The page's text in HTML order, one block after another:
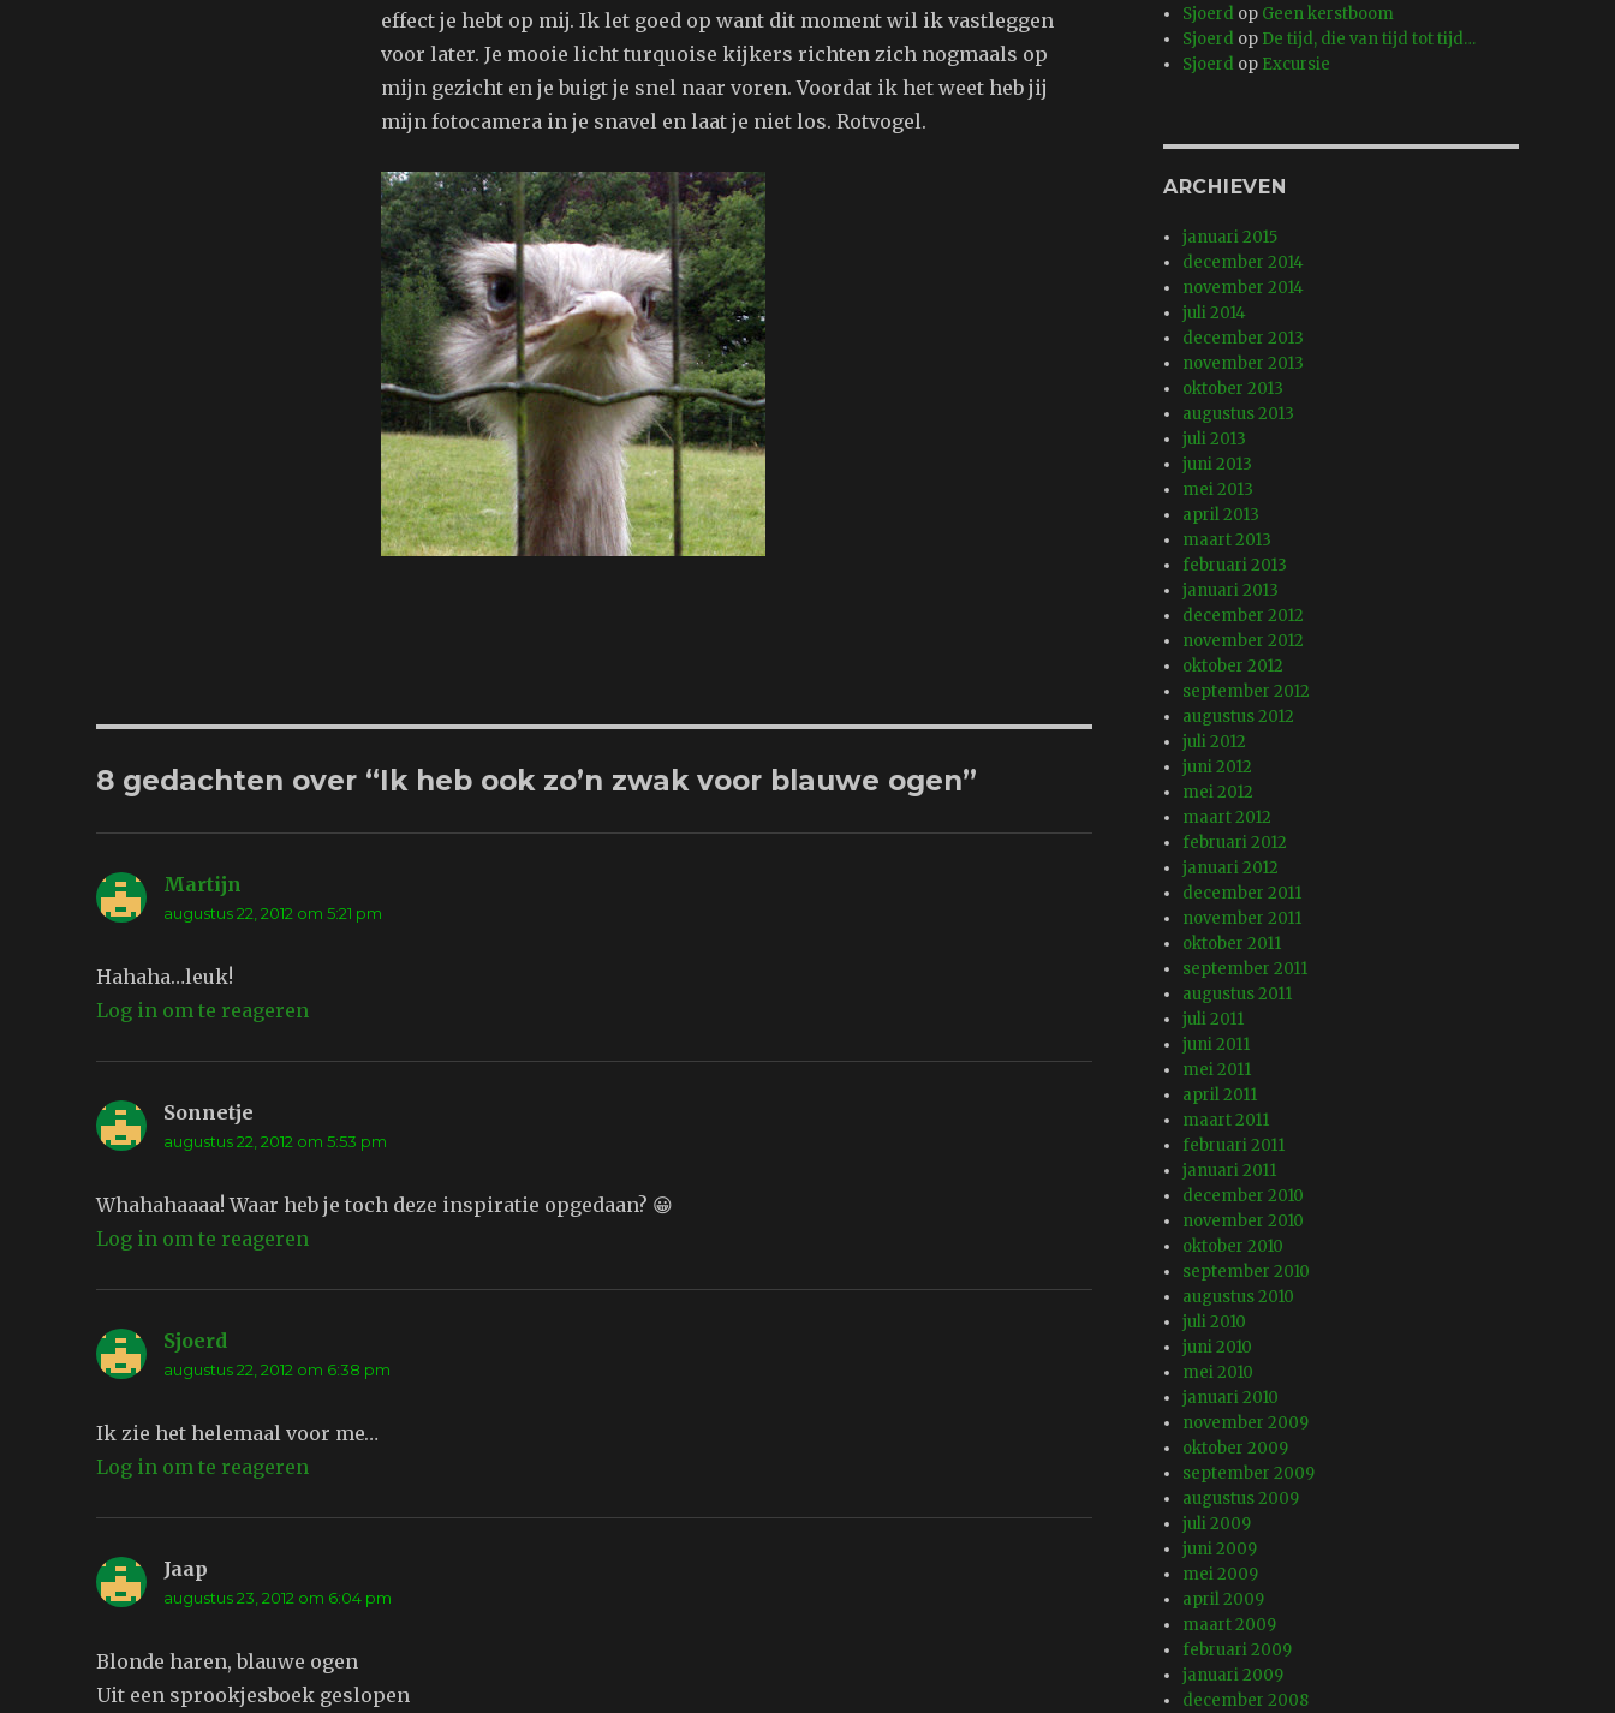
effect je hebt op mij. Ik let goed op want dit moment wil ik vastleggen
voor later. Je mooie licht turquoise kijkers richten zich nogmaals op
mijn gezicht en je buigt je snel naar voren. Voordat ik het weet heb jij
mijn fotocamera in je snavel en laat je niet los. Rotvogel.
8 gedachten over “Ik heb ook zo’n zwak voor blauwe ogen”
Martijn
augustus 22, 2012 om 5:21 pm
Hahaha…leuk!
Log in om te reageren
Sonnetje
augustus 22, 2012 om 5:53 pm
Whahahaaaa! Waar heb je toch deze inspiratie opgedaan? 😀
Log in om te reageren
Sjoerd
augustus 22, 2012 om 6:38 pm
Ik zie het helemaal voor me…
Log in om te reageren
Jaap
augustus 23, 2012 om 6:04 pm
Blonde haren, blauwe ogen
Uit een sprookjesboek geslopen
Sjoerd op Geen kerstboom
Sjoerd op De tijd, die van tijd tot tijd…
Sjoerd op Excursie
ARCHIEVEN
januari 2015
december 2014
november 2014
juli 2014
december 2013
november 2013
oktober 2013
augustus 2013
juli 2013
juni 2013
mei 2013
april 2013
maart 2013
februari 2013
januari 2013
december 2012
november 2012
oktober 2012
september 2012
augustus 2012
juli 2012
juni 2012
mei 2012
maart 2012
februari 2012
januari 2012
december 2011
november 2011
oktober 2011
september 2011
augustus 2011
juli 2011
juni 2011
mei 2011
april 2011
maart 2011
februari 2011
januari 2011
december 2010
november 2010
oktober 2010
september 2010
augustus 2010
juli 2010
juni 2010
mei 2010
januari 2010
november 2009
oktober 2009
september 2009
augustus 2009
juli 2009
juni 2009
mei 2009
april 2009
maart 2009
februari 2009
januari 2009
december 2008